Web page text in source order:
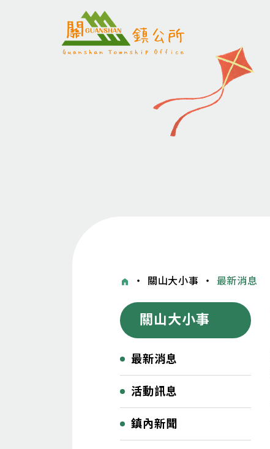
・ 關山大小事 ・ 最新消息
關山大小事
最新消息
活動訊息
鎮內新聞